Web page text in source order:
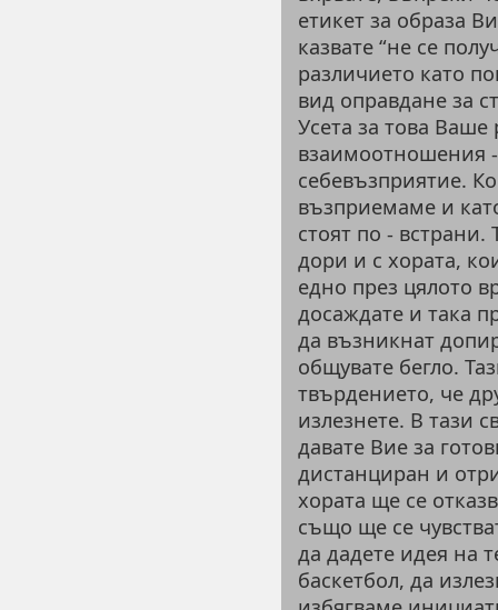
етикет за образа
казвате “не се
различието като
вид оправдане за
Усета за това
взаимоотношения -
себевъзприятие.
възприемаме и
стоят по - встрани.
дори и с хората,
едно през цялото
досаждате и така
да възникнат
общувате бегло.
твърдението, че
излезнете. В тази
давате Вие за
дистанциран и
хората ще се
също ще се
да дадете идея на
баскетбол, да